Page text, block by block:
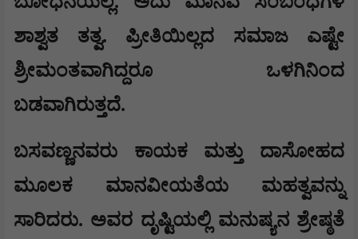
ಶಾಶ್ವತ ತತ್ವ. ಪ್ರೀತಿಯಿಲ್ಲದ ಸಮಾಜ ಎಷ್ಟೇ
ಶ್ರೀಮಂತವಾಗಿದ್ದರೂ ಒಳಗಿನಿಂದ
ಬಡವಾಗಿರುತ್ತದೆ.
ಬಸವಣ್ಣನವರು ಕಾಯಕ ಮತ್ತು ದಾಸೋಹದ
ಮೂಲಕ ಮಾನವೀಯತೆಯ ಮಹತ್ವವನ್ನು
ಸಾರಿದರು. ಅವರ ದೃಷ್ಟಿಯಲ್ಲಿ ಮನುಷ್ಯನ ಶ್ರೇಷ್ಠತೆ